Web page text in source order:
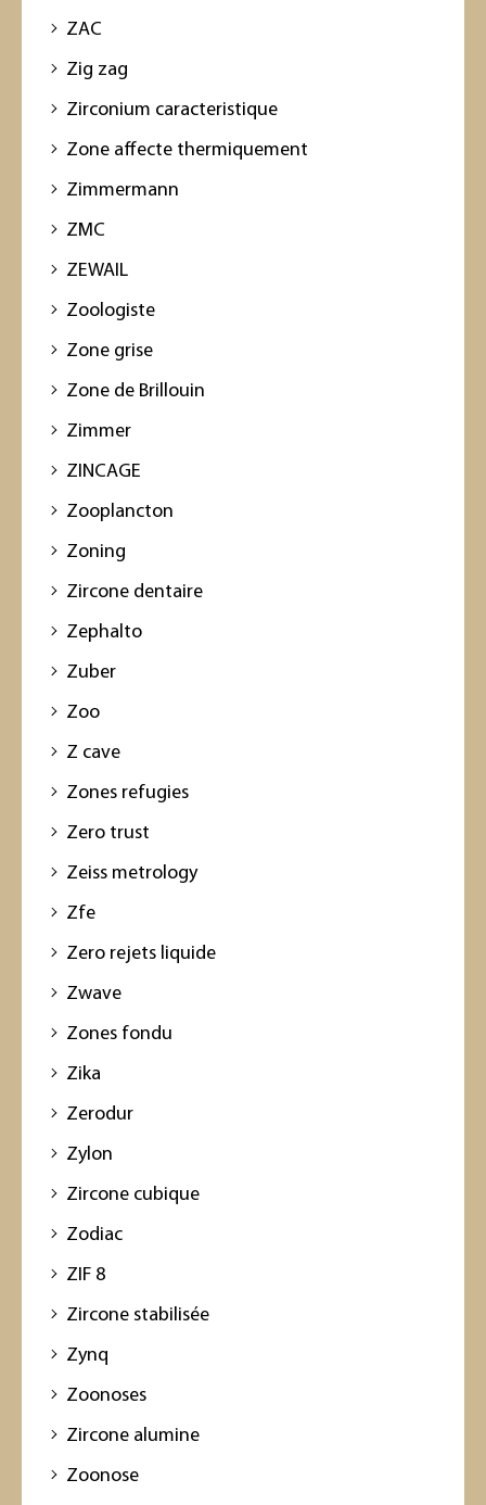
ZAC
Zig zag
Zirconium caracteristique
Zone affecte thermiquement
Zimmermann
ZMC
ZEWAIL
Zoologiste
Zone grise
Zone de Brillouin
Zimmer
ZINCAGE
Zooplancton
Zoning
Zircone dentaire
Zephalto
Zuber
Zoo
Z cave
Zones refugies
Zero trust
Zeiss metrology
Zfe
Zero rejets liquide
Zwave
Zones fondu
Zika
Zerodur
Zylon
Zircone cubique
Zodiac
ZIF 8
Zircone stabilisée
Zynq
Zoonoses
Zircone alumine
Zoonose